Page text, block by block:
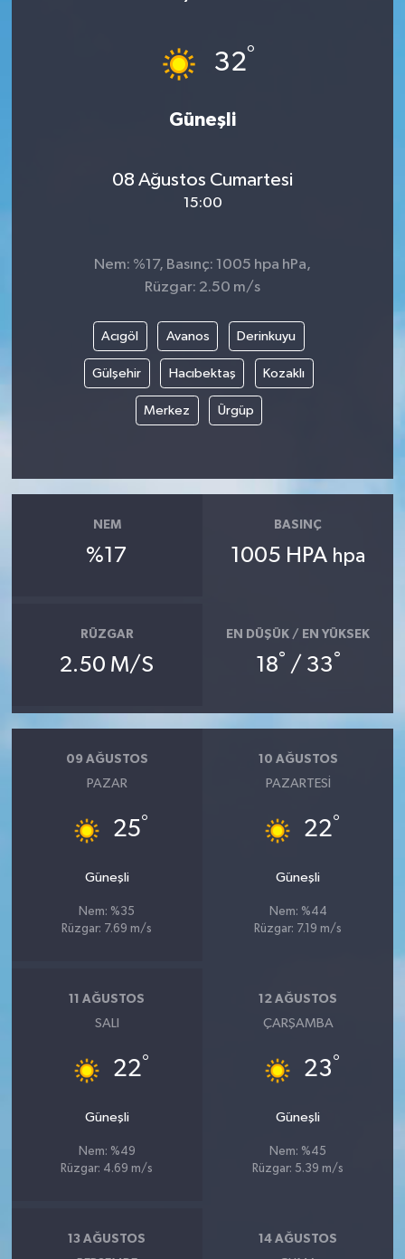
32°
Güneşli
08 Ağustos Cumartesi
15:00
Nem: %17, Basınç: 1005 hpa hPa,
Rüzgar: 2.50 m/s
Acıgöl Avanos Derinkuyu
Gülşehir Hacıbektaş Kozaklı
Merkez Ürgüp
NEM
%17
BASINÇ
1005 HPA hpa
RÜZGAR
2.50 M/S
EN DÜŞÜK / EN YÜKSEK
18° / 33°
09 AĞUSTOS
PAZAR
25°
Güneşli
Nem: %35
Rüzgar: 7.69 m/s
10 AĞUSTOS
PAZARTESI
22°
Güneşli
Nem: %44
Rüzgar: 7.19 m/s
11 AĞUSTOS
SALI
22°
Güneşli
Nem: %49
Rüzgar: 4.69 m/s
12 AĞUSTOS
ÇARŞAMBA
23°
Güneşli
Nem: %45
Rüzgar: 5.39 m/s
13 AĞUSTOS 14 AĞUSTOS